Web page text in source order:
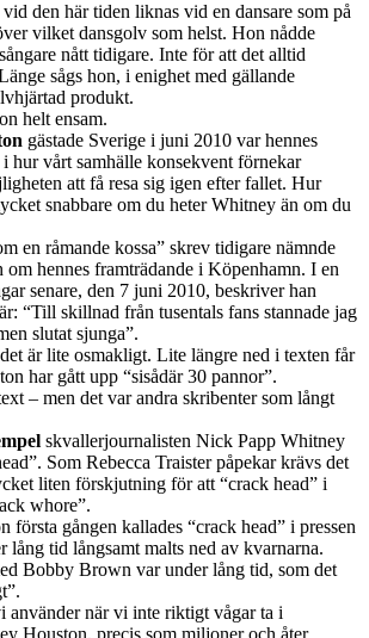
den här tiden liknas vid en dansare som på
vilket dansgolv som helst. Hon nådde
nått tidigare. Inte för att det alltid
sågs hon, i enighet med gällande
produkt.
helt ensam.
gästade Sverige i juni 2010 var hennes
hur vårt samhälle konsekvent förnekar
att få resa sig igen efter fallet. Hur
snabbare om du heter Whitney än om du
en råmande kossa” skrev tidigare nämnde
om hennes framträdande i Köpenhamn. I en
senare, den 7 juni 2010, beskriver han
“Till skillnad från tusentals fans stannade jag
slutat sjunga”.
är lite osmakligt. Lite längre ned i texten får
har gått upp “sisådär 30 pannor”.
– men det var andra skribenter som långt
skvallerjournalisten Nick Papp Whitney
Som Rebecca Traister påpekar krävs det
liten förskjutning för att “crack head” i
whore”.
första gången kallades “crack head” i pressen
lång tid långsamt malts ned av kvarnarna.
Bobby Brown var under lång tid, som det
använder när vi inte riktigt vågar ta i
Houston, precis som miljoner och åter